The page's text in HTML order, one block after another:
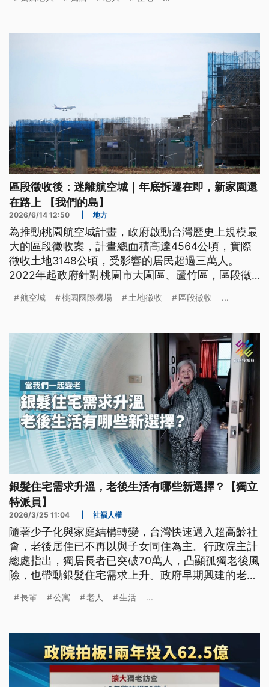
照護資源。
區段徵收後：迷離航空城｜年底拆遷在即，新家園還
在路上 【我們的島】
2026/6/14 12:50 地方
為推動桃園航空城計畫，政府啟動台灣歷史上規模最
大的區段徵收案，計畫總面積高達4564公頃，實際
徵收土地3148公頃，受影響的居民超過三萬人。
2022年起政府針對桃園市大園區、蘆竹區，區段徵
民們陸續搬離家園。
航空城 桃園國際機場 土地徵收 區段徵收 ...
銀髮住宅需求升溫，老後生活有哪些新選擇？【獨立
特派員】
2026/3/25 11:04 社福人權
隨著少子化與家庭結構轉變，台灣快速邁入超高齡社
會，老後居住已不再以與子女同住為主。行政院主計
總處指出，獨居長者已突破70萬人，凸顯孤獨老後風
險，也帶動銀髮住宅需求上升。政府早期興建的老人
從「提供住所」轉向「規劃人生」，強調第三人生的
環境，成為當前重要課題。
長輩 公寓 老人 生活 ...